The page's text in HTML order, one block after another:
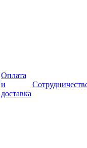
Оплата
и
доставка